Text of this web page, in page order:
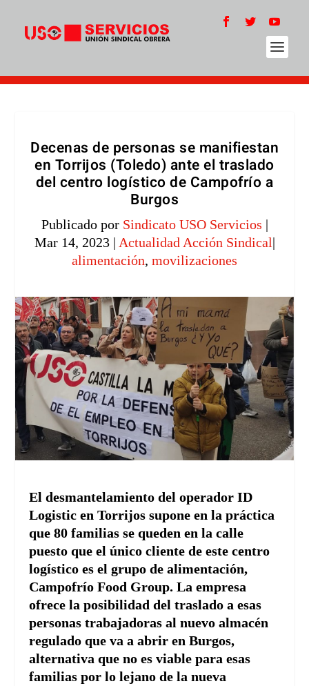
Decenas de personas se manifiestan
en Torrijos (Toledo) ante el traslado
del centro logístico de Campofrío a
Burgos
Publicado por Sindicato USO Servicios |
Mar 14, 2023| Actualidad Acción Sindical|
alimentación, movilizaciones
El desmantelamiento del operador ID
Logistic en Torrijos supone en la práctica
que 80 familias se queden en la calle
puesto que el único cliente de este centro
logístico es el grupo de alimentación,
Campofrío Food Group. La empresa
ofrece la posibilidad del traslado a esas
personas trabajadoras al nuevo almacén
regulado que va a abrir en Burgos,
alternativa que no es viable para esas
familias por lo lejano de la nueva